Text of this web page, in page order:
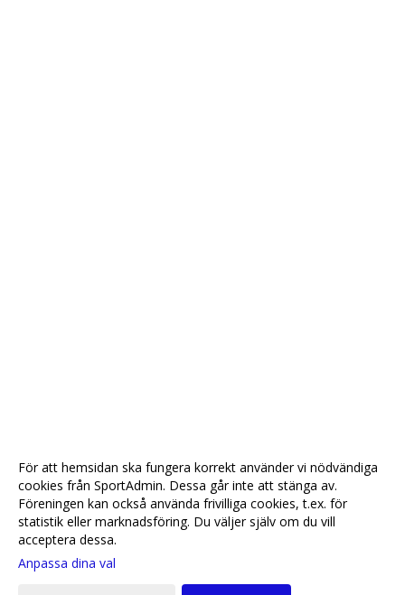
För att hemsidan ska fungera korrekt använder vi nödvändiga
cookies från SportAdmin. Dessa går inte att stänga av.
Föreningen kan också använda frivilliga cookies, t.ex. för
statistik eller marknadsföring. Du väljer själv om du vill
acceptera dessa.
Anpassa dina val